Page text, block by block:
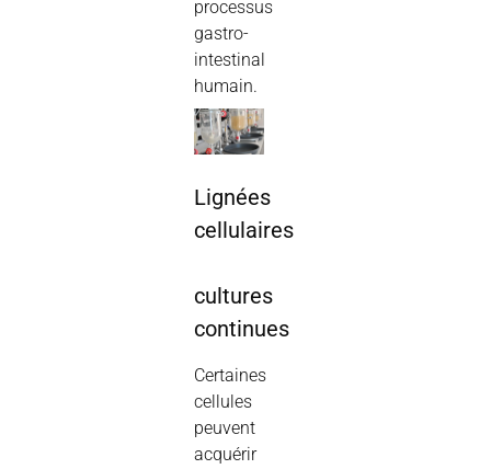
processus
gastro-
intestinal
humain.
Lignées
cellulaires
cultures
continues
Certaines
cellules
peuvent
acquérir